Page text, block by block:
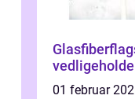
Glasfiberflagstang stærk,
01 februar